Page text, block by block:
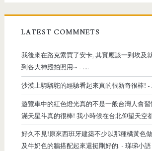
LATEST COMMNETS
我後來在路克索買了安卡, 其實應該一到埃及
到各大神殿拍照用~ - ....
沙漠上騎駱駝的經驗看起來真的很新奇很棒! -
遊覽車中的紅色燈光真的不是一般台灣人會習
滿天星斗真的很棒! 我小時候在台北仰望天空
好久不見!原來西班牙建築不少以那種橘黃色
及牛奶色的牆搭配起來還挺剛好的. - 珶珶小語